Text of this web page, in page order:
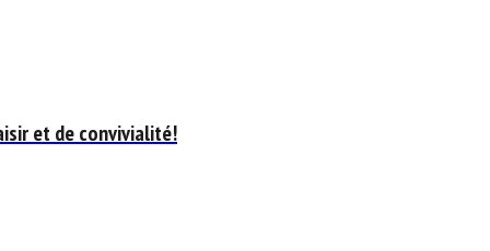
et de convivialité!